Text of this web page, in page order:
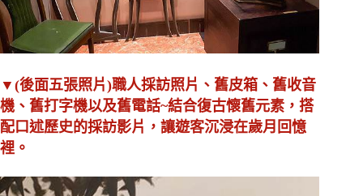
▼(後面五張照片)職人採訪照片、舊皮箱、舊收音
機、舊打字機以及舊電話~結合復古懷舊元素，搭
配口述歷史的採訪影片，讓遊客沉浸在歲月回憶
裡。